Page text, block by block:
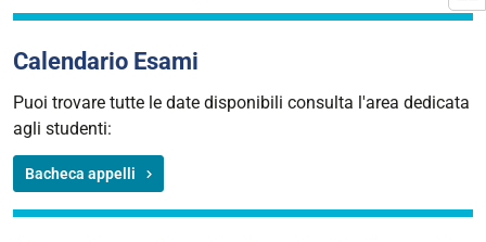
Calendario Esami
Puoi trovare tutte le date disponibili consulta l'area dedicata
agli studenti:
Bacheca appelli